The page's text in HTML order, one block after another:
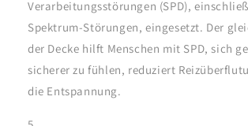
Verarbeitungsstörungen (SPD),
Spektrum-Störungen, eingesetzt. Der
der Decke hilft Menschen mit SPD, sich
sicherer zu fühlen, reduziert
die Entspannung.